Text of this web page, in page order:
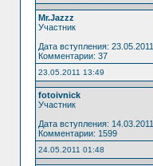
Mr.Jazzz
Участник
Дата вступления: 23.05.2011
Комментарии: 37
23.05.2011 13:49
fotoivnick
Участник
Дата вступления: 14.03.2011
Комментарии: 1599
24.05.2011 01:48